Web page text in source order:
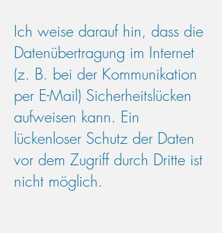
Ich weise darauf hin, dass die
Datenübertragung im Internet
(z. B. bei der Kommunikation
per E-Mail) Sicherheitslücken
aufweisen kann. Ein
lückenloser Schutz der Daten
vor dem Zugriff durch Dritte ist
nicht möglich.